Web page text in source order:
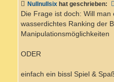
r
a
Nullnullsix hat geschrieben:
Die Frage ist doch: Will
wasserdichtes Ranking der
Manipulationsmöglichkeiten
ODER
einfach ein bissl Spiel &